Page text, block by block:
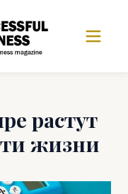
растут
жизни